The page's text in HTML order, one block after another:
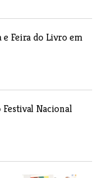
e Feira do Livro em
Nacional